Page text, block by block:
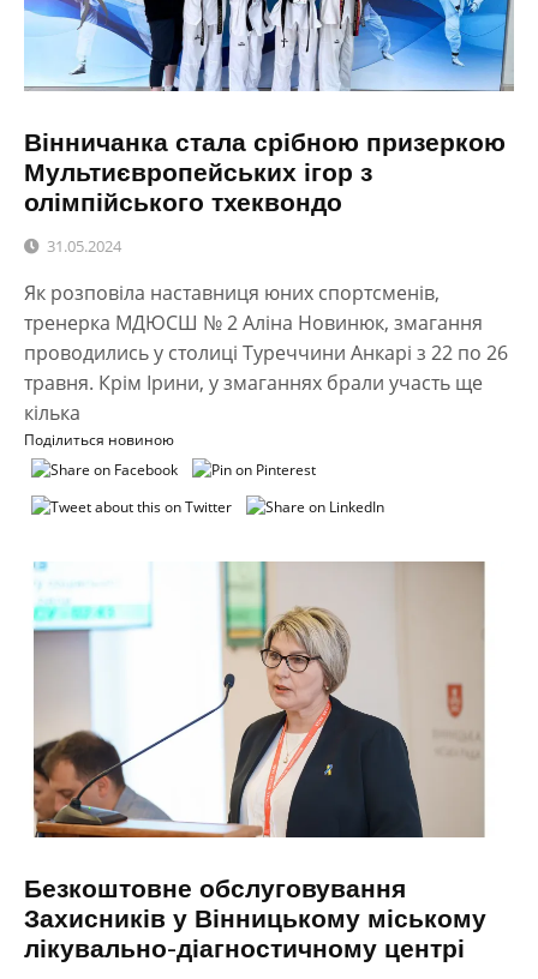
Вінничанка стала срібною призеркою
Мультиєвропейських ігор з
олімпійського тхеквондо
31.05.2024
Як розповіла наставниця юних спортсменів,
тренерка МДЮСШ № 2 Аліна Новинюк, змагання
проводились у столиці Туреччини Анкарі з 22 по 26
травня. Крім Ірини, у змаганнях брали участь ще
кілька
Поділиться новиною
Безкоштовне обслуговування
Захисників у Вінницькому міському
лікувально-діагностичному центрі